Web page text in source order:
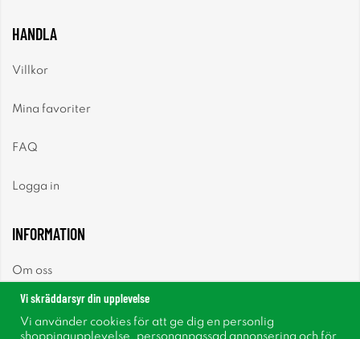
HANDLA
Villkor
Mina favoriter
FAQ
Logga in
INFORMATION
Om oss
Vi skräddarsyr din upplevelse
Vi använder cookies för att ge dig en personlig
shoppingupplevelse, personanpassad annonsering och för